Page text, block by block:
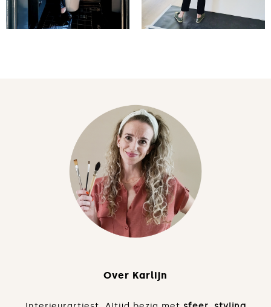
Over Karlijn